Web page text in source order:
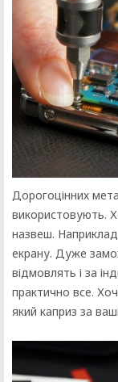
Дорогоцінних
використовують.
назвеш.
екрану. Дуже
відмовлять і за
практично все.
який каприз за